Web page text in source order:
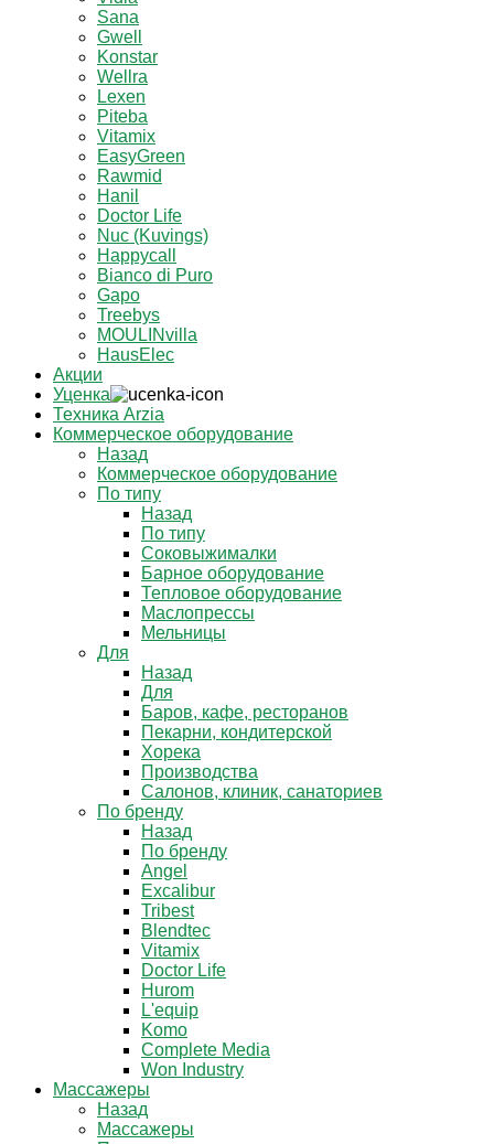
Sana
Gwell
Konstar
Wellra
Lexen
Piteba
Vitamix
EasyGreen
Rawmid
Hanil
Doctor Life
Nuc (Kuvings)
Happycall
Bianco di Puro
Gapo
Treebys
MOULINvilla
HausElec
Акции
Уценка
Техника Arzia
Коммерческое оборудование
Назад
Коммерческое оборудование
По типу
Назад
По типу
Соковыжималки
Барное оборудование
Тепловое оборудование
Маслопрессы
Мельницы
Для
Назад
Для
Баров, кафе, ресторанов
Пекарни, кондитерской
Хорека
Производства
Салонов, клиник, санаториев
По бренду
Назад
По бренду
Angel
Excalibur
Tribest
Blendtec
Vitamix
Doctor Life
Hurom
L'equip
Komo
Complete Media
Won Industry
Массажеры
Назад
Массажеры